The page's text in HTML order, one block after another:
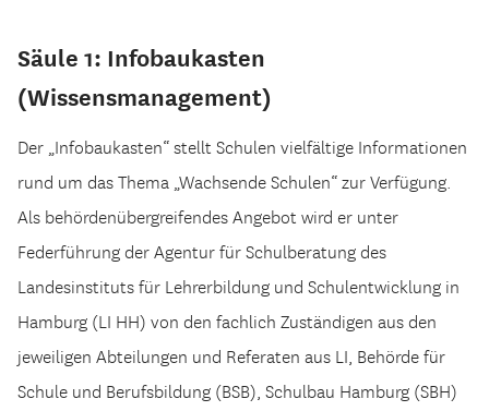
Säule 1: Infobaukasten
(Wissensmanagement)
Der „Infobaukasten“ stellt Schulen vielfältige Informationen
rund um das Thema „Wachsende Schulen“ zur Verfügung.
Als behördenübergreifendes Angebot wird er unter
Federführung der Agentur für Schulberatung des
Landesinstituts für Lehrerbildung und Schulentwicklung in
Hamburg (LI HH) von den fachlich Zuständigen aus den
jeweiligen Abteilungen und Referaten aus LI, Behörde für
Schule und Berufsbildung (BSB), Schulbau Hamburg (SBH)